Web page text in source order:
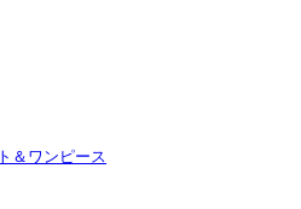
＆ワンピース